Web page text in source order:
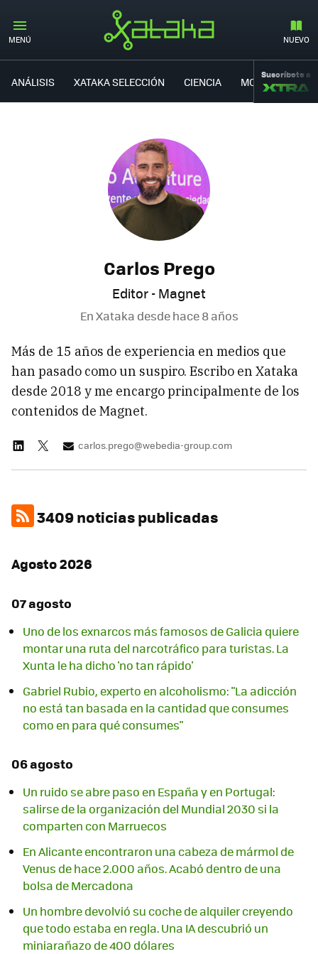
MENÚ NUEVO
ANÁLISIS XATAKA SELECCIÓN CIENCIA MOVILIDAD
Suscríbete a
Carlos Prego
Editor - Magnet
En Xataka desdehace 8 años
Más de 15 años de experiencia en medios que
han pasado como un suspiro. Escribo en Xataka
desde 2018 y me encargo principalmente de los
contenidos de Magnet.
carlos.prego@webedia-group.com
3409 noticias publicadas
Agosto 2026
07 agosto
Uno de los exnarcos más famosos de Galicia quiere
montar una ruta del narcotráfico para turistas. La
Xunta le ha dicho 'no tan rápido'
Gabriel Rubio, experto en alcoholismo: "La adicción
no está tan basada en la cantidad que consumes
como en para qué consumes"
06 agosto
Un ruido se abre paso en España y en Portugal:
salirse de la organización del Mundial 2030 si la
comparten con Marruecos
En Alicante encontraron una cabeza de mármol de
Venus de hace 2.000 años. Acabó dentro de una
bolsa de Mercadona
Un hombre devolvió su coche de alquiler creyendo
que todo estaba en regla. Una IA descubrió un
miniarañazo de 400 dólares